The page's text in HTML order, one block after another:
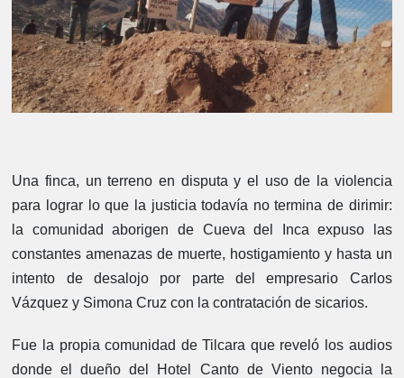
Una finca, un terreno en disputa y el uso de la violencia
para lograr lo que la justicia todavía no termina de dirimir:
la comunidad aborigen de Cueva del Inca expuso las
constantes amenazas de muerte, hostigamiento y hasta un
intento de desalojo por parte del empresario Carlos
Vázquez y Simona Cruz con la contratación de sicarios.
Fue la propia comunidad de Tilcara que reveló los audios
donde el dueño del Hotel Canto de Viento negocia la